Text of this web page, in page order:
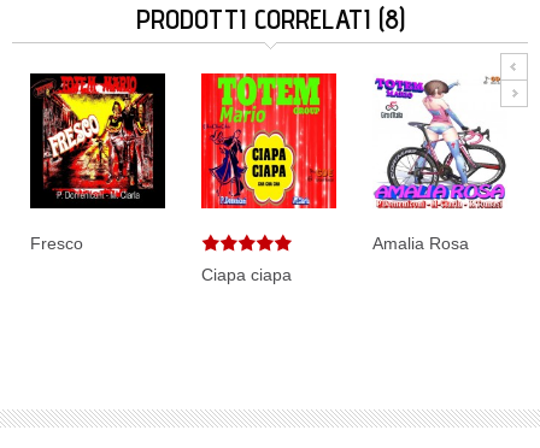
PRODOTTI CORRELATI (8)
Fresco
Ciapa ciapa
Amalia Rosa